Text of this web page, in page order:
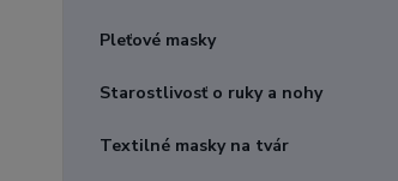
Pleťové masky
Starostlivosť o ruky a nohy
Textilné masky na tvár